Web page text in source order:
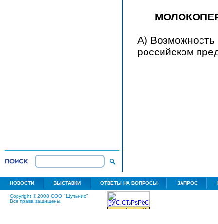
А) Возможность
российском
НОВОСТИ ВЫСТАВКИ ОТВЕТЫ НА ВОПРОСЫ ЗАПРОС
Copyright © 2008 ООО "Шульнис"
Все права защищены.